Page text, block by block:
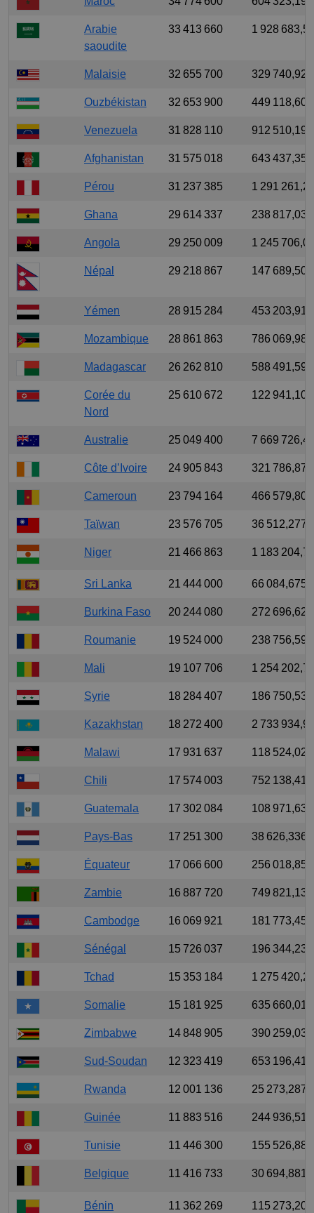
Arabie
saoudite
33 413 660 1 928
Malaisie 32 655 700 329 740,922
Ouzbékistan 32 653 900 449 118,606
Venezuela 31 828 110 912 510,191
Afghanistan 31 575 018 643 437,356
Pérou 31 237 385 1 291
Ghana 29 614 337 238 817,039
Angola 29 250 009 1 245
Népal 29 218 867 147 689,502
Yémen 28 915 284 453 203,913
Mozambique 28 861 863 786 069,988
Madagascar 26 262 810 588 491,599
Corée du
Nord
25 610 672 122 941,106
Australie 25 049 400 7 669
Côte d’Ivoire 24 905 843 321 786,874
Cameroun 23 794 164 466 579,808
Taïwan 23 576 705 36 512,277
Niger 21 466 863 1 183
Sri Lanka 21 444 000 66 084,675
Burkina Faso 20 244 080 272 696,628
Roumanie 19 524 000 238 756,594
Mali 19 107 706 1 254
Syrie 18 284 407 186 750,536
Kazakhstan 18 272 400 2 733
Malawi 17 931 637 118 524,023
Chili 17 574 003 752 138,417
Guatemala 17 302 084 108 971,63
Pays-Bas 17 251 300 38 626,336
Équateur 17 066 600 256 018,854
Zambie 16 887 720 749 821,13
Cambodge 16 069 921 181 773,458
Sénégal 15 726 037 196 344,239
Tchad 15 353 184 1 275
Somalie 15 181 925 635 660,017
Zimbabwe 14 848 905 390 259,036
Sud-Soudan 12 323 419 653 196,419
Rwanda 12 001 136 25 273,287
Guinée 11 883 516 244 936,514
Tunisie 11 446 300 155 526,882
Belgique 11 416 733 30 694,881
Bénin 11 362 269 115 273,204